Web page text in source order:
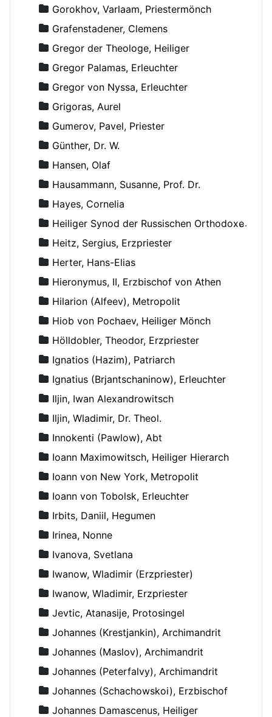
Gorokhov, Varlaam, Priestermönch
Grafenstadener, Clemens
Gregor der Theologe, Heiliger
Gregor Palamas, Erleuchter
Gregor von Nyssa, Erleuchter
Grigoras, Aurel
Gumerov, Pavel, Priester
Günther, Dr. W.
Hansen, Olaf
Hausammann, Susanne, Prof. Dr.
Hayes, Cornelia
Heiliger Synod der Russischen Orthodoxen Kirche
Heitz, Sergius, Erzpriester
Herter, Hans-Elias
Hieronymus, II, Erzbischof von Athen
Hilarion (Alfeev), Metropolit
Hiob von Pochaev, Heiliger Mönch
Hölldobler, Theodor, Erzpriester
Ignatios (Hazim), Patriarch
Ignatius (Brjantschaninow), Erleuchter
Iljin, Iwan Alexandrowitsch
Iljin, Wladimir, Dr. Theol.
Innokenti (Pawlow), Abt
Ioann Maximowitsch, Heiliger Hierarch
Ioann von New York, Metropolit
Ioann von Tobolsk, Erleuchter
Irbits, Daniil, Hegumen
Irinea, Nonne
Ivanova, Svetlana
Iwanow, Wladimir (Erzpriester)
Iwanow, Wladimir, Erzpriester
Jevtic, Atanasije, Protosingel
Johannes (Krestjankin), Archimandrit
Johannes (Maslov), Archimandrit
Johannes (Peterfalvy), Archimandrit
Johannes (Schachowskoi), Erzbischof
Johannes Damascenus, Heiliger